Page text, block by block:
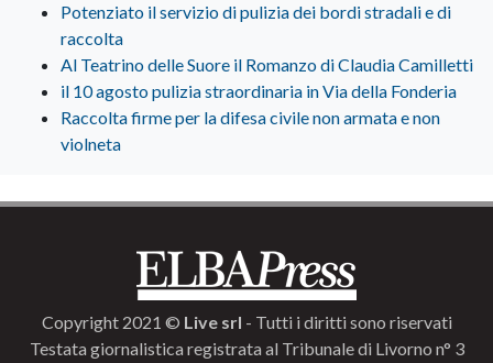
Potenziato il servizio di pulizia dei bordi stradali e di
raccolta
Al Teatrino delle Suore il Romanzo di Claudia Camilletti
il 10 agosto pulizia straordinaria in Via della Fonderia
Raccolta firme per la difesa civile non armata e non
violneta
Copyright 2021 © Live srl - Tutti i diritti sono riservati
Testata giornalistica registrata al Tribunale di Livorno n° 3